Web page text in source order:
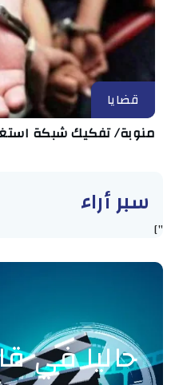
قضايا
منوبة/ تفكيك شبكة
سبر أراء
"]
حاليا في